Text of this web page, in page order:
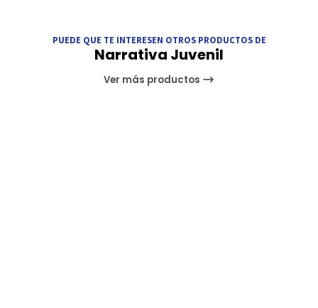
PUEDE QUE TE INTERESEN OTROS PRODUCTOS DE
Narrativa Juvenil
Ver más productos